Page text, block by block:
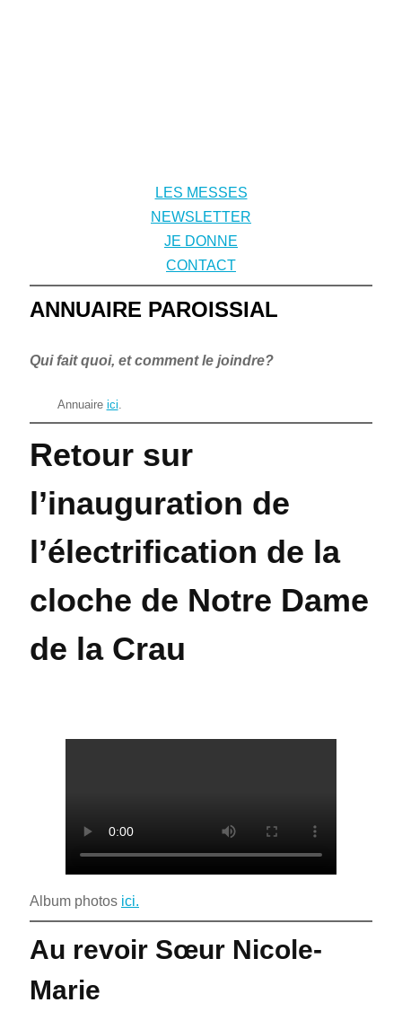
LES MESSES
NEWSLETTER
JE DONNE
CONTACT
ANNUAIRE PAROISSIAL
Qui fait quoi, et comment le joindre?
Annuaire ici.
Retour sur
l’inauguration de
l’électrification de la
cloche de Notre Dame
de la Crau
Album photos ici.
Au revoir Sœur Nicole-
Marie